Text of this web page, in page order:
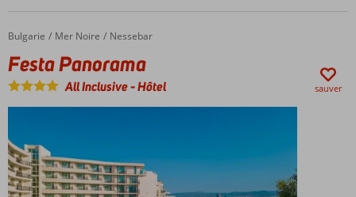
environ
200 m
Le parc
aquatique
se situe à
Accueil
Bulgarie Mer Noire Nessebar
Festa Panorama
Festa Panorama
All Inclusive-Hôtel sauver